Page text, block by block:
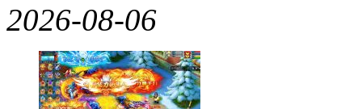
2026-08-06